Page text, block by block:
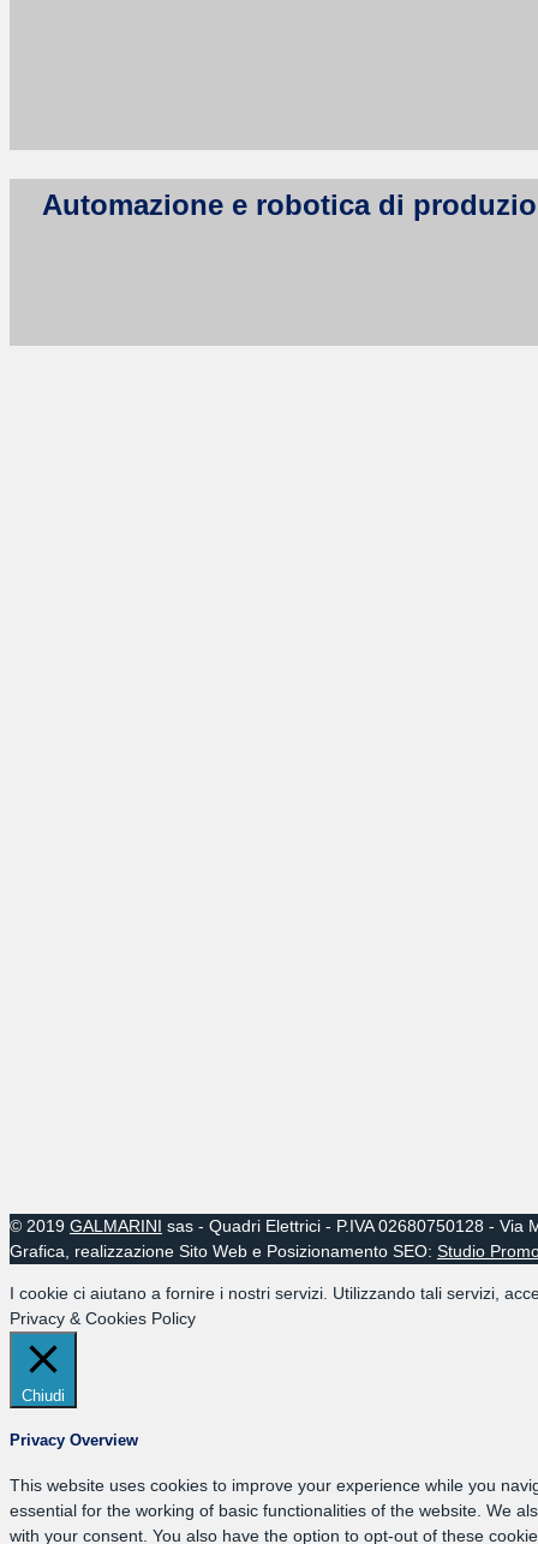
Automazione e robotica di
© 2019 GALMARINI sas - Quadri Elettrici - P.IVA 02680750128 -
Grafica, realizzazione Sito Web e Posizionamento SEO: Studio
I cookie ci aiutano a fornire i nostri servizi. Utilizzando tali servizi,
Privacy & Cookies Policy
Chiudi
Privacy Overview
This website uses cookies to improve your experience while you
essential for the working of basic functionalities of the website. We
with your consent. You also have the option to opt-out of these